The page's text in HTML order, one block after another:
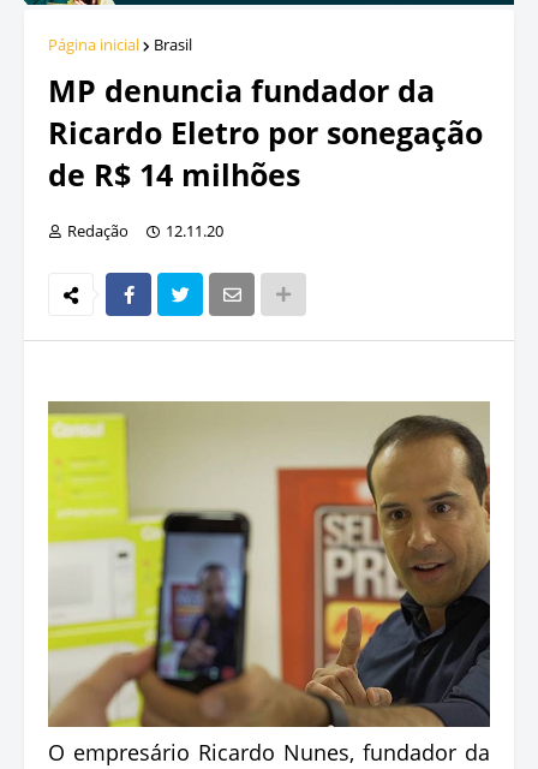
Página inicial Brasil
MP denuncia fundador da
Ricardo Eletro por sonegação
de R$ 14 milhões
Redação 12.11.20
O empresário Ricardo Nunes, fundador da